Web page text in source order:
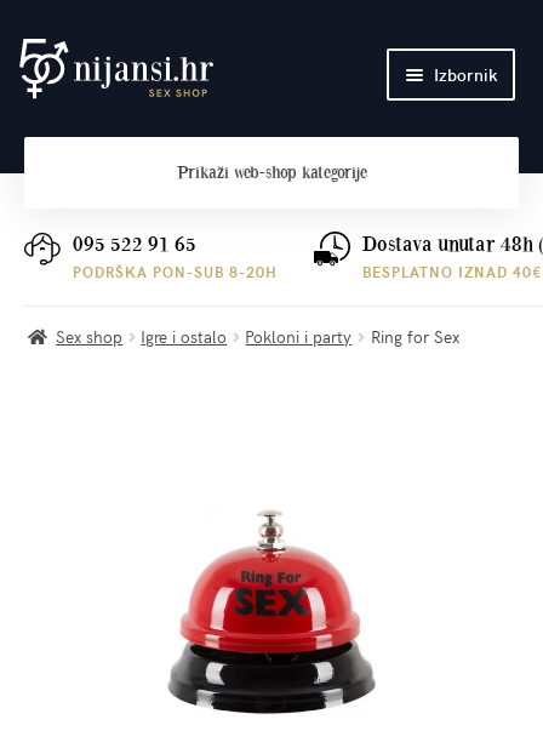
Preskoči
na
Skoči
do
Izbornik
Plaćanje i dostava
Prikaži web-shop kategorije
095 522 91 65
PODRŠKA PON-SUB 8-20H
Dostava unutar 48h
BESPLATNO IZNAD 40€
Sex shop Igre i ostalo Pokloni i party Ring for Sex